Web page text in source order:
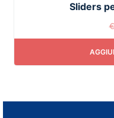
Sliders
€